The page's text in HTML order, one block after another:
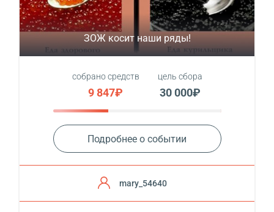
ЗОЖ косит наши ряды!
собрано средств
9 847₽
цель сбора
30 000₽
Подробнее о событии
mary_54640